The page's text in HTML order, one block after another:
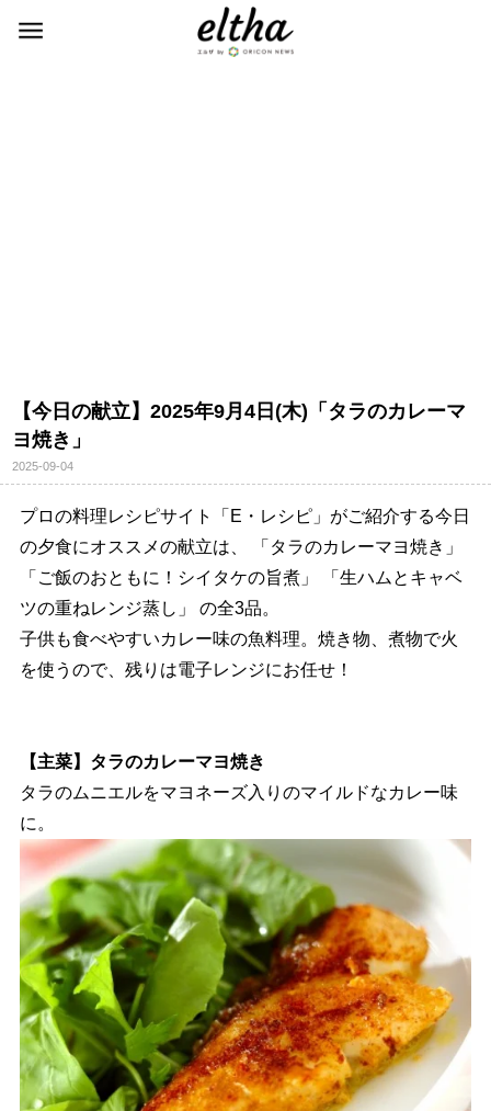
【今日の献立】2025年9月4日(木)「タラのカレーマ
ヨ焼き」
2025-09-04
プロの料理レシピサイト「E・レシピ」がご紹介する今日
の夕食にオススメの献立は、 「タラのカレーマヨ焼き」
「ご飯のおともに！シイタケの旨煮」 「生ハムとキャベ
ツの重ねレンジ蒸し」 の全3品。
子供も食べやすいカレー味の魚料理。焼き物、煮物で火
を使うので、残りは電子レンジにお任せ！
【主菜】タラのカレーマヨ焼き
タラのムニエルをマヨネーズ入りのマイルドなカレー味
に。